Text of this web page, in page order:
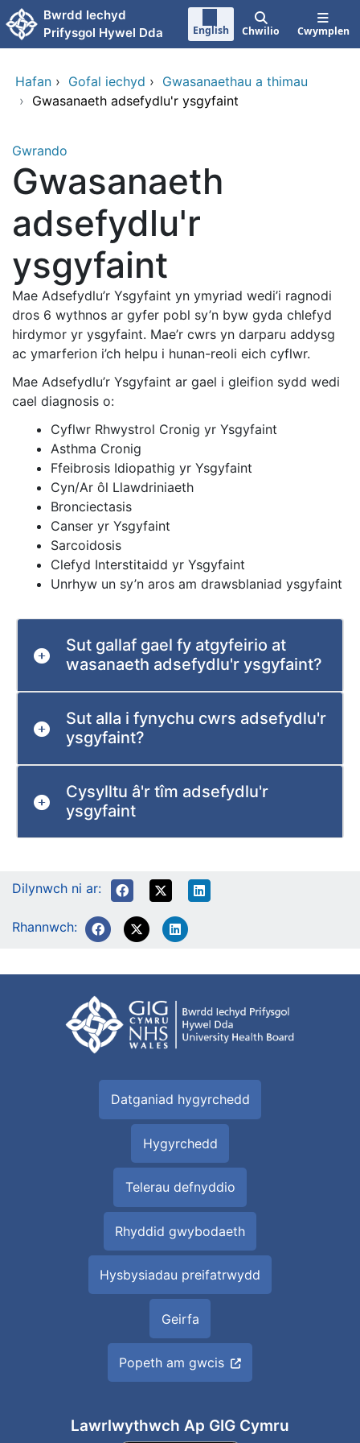
Neidio i'r prif gynnwy
Bwrdd Iechyd
Prifysgol Hywel Dda
English Chwilio Cwymplen
Hafan › Gofal iechyd › Gwasanaethau a thimau
› Gwasanaeth adsefydlu'r ysgyfaint
Gwrando
Gwasanaeth
adsefydlu'r
ysgyfaint
Mae Adsefydlu’r Ysgyfaint yn ymyriad wedi’i ragnodi
dros 6 wythnos ar gyfer pobl sy’n byw gyda chlefyd
hirdymor yr ysgyfaint. Mae’r cwrs yn darparu addysg
ac ymarferion i’ch helpu i hunan-reoli eich cyflwr.
Mae Adsefydlu’r Ysgyfaint ar gael i gleifion sydd wedi
cael diagnosis o:
Cyflwr Rhwystrol Cronig yr Ysgyfaint
Asthma Cronig
Ffeibrosis Idiopathig yr Ysgyfaint
Cyn/Ar ôl Llawdriniaeth
Bronciectasis
Canser yr Ysgyfaint
Sarcoidosis
Clefyd Interstitaidd yr Ysgyfaint
Unrhyw un sy’n aros am drawsblaniad ysgyfaint
Sut gallaf gael fy atgyfeirio at
wasanaeth adsefydlu'r ysgyfaint?
Sut alla i fynychu cwrs adsefydlu'r
ysgyfaint?
Cysylltu â'r tîm adsefydlu'r
ysgyfaint
Dilynwch ni ar:
Rhannwch:
Datganiad hygyrchedd
Hygyrchedd
Telerau defnyddio
Rhyddid gwybodaeth
Hysbysiadau preifatrwydd
Geirfa
Popeth am gwcis
Lawrlwythwch Ap GIG Cymru